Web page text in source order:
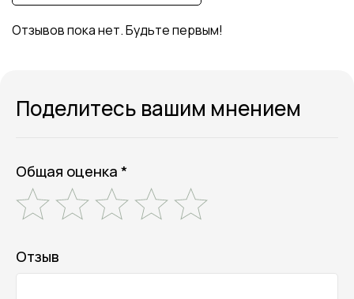
Отзывов пока нет. Будьте первым!
Поделитесь вашим мнением
Общая оценка *
Отзыв